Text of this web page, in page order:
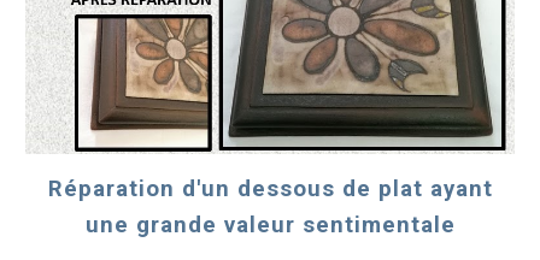
Réparation d'un dessous de plat ayant
une grande valeur sentimentale